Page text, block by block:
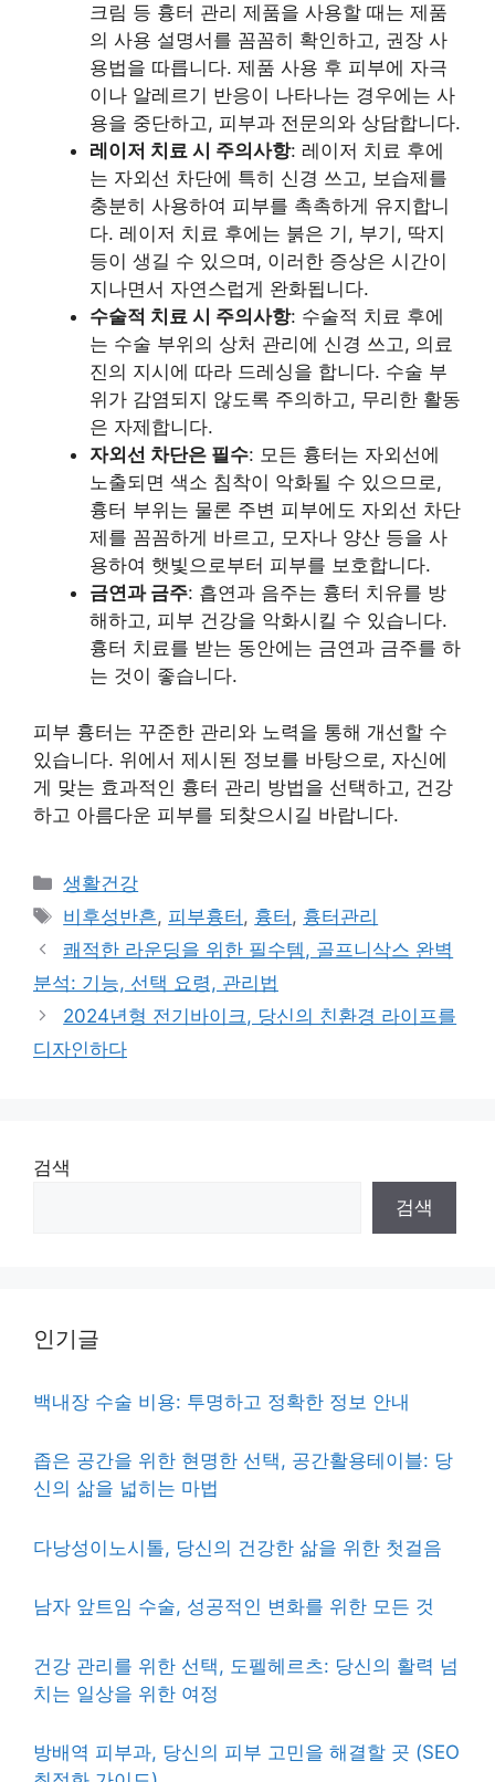
크림 등 흉터 관리 제품을 사용할 때는 제품
의 사용 설명서를 꼼꼼히 확인하고, 권장 사
용법을 따릅니다. 제품 사용 후 피부에 자극
이나 알레르기 반응이 나타나는 경우에는 사
용을 중단하고, 피부과 전문의와 상담합니다.
레이저 치료 시 주의사항: 레이저 치료 후에
는 자외선 차단에 특히 신경 쓰고, 보습제를
충분히 사용하여 피부를 촉촉하게 유지합니
다. 레이저 치료 후에는 붉은 기, 부기, 딱지
등이 생길 수 있으며, 이러한 증상은 시간이
지나면서 자연스럽게 완화됩니다.
수술적 치료 시 주의사항: 수술적 치료 후에
는 수술 부위의 상처 관리에 신경 쓰고, 의료
진의 지시에 따라 드레싱을 합니다. 수술 부
위가 감염되지 않도록 주의하고, 무리한 활동
은 자제합니다.
자외선 차단은 필수: 모든 흉터는 자외선에
노출되면 색소 침착이 악화될 수 있으므로,
흉터 부위는 물론 주변 피부에도 자외선 차단
제를 꼼꼼하게 바르고, 모자나 양산 등을 사
용하여 햇빛으로부터 피부를 보호합니다.
금연과 금주: 흡연과 음주는 흉터 치유를 방
해하고, 피부 건강을 악화시킬 수 있습니다.
흉터 치료를 받는 동안에는 금연과 금주를 하
는 것이 좋습니다.
피부 흉터는 꾸준한 관리와 노력을 통해 개선할 수
있습니다. 위에서 제시된 정보를 바탕으로, 자신에
게 맞는 효과적인 흉터 관리 방법을 선택하고, 건강
하고 아름다운 피부를 되찾으시길 바랍니다.
Categories
생활건강
Tags
비후성반흔, 피부흉터 , 흉터 , 흉터관리
쾌적한 라운딩을 위한 필수템, 골프니삭스 완벽
분석: 기능, 선택 요령, 관리법
2024년형 전기바이크, 당신의 친환경 라이프를
디자인하다
검색
검색
인기글
백내장 수술 비용: 투명하고 정확한 정보 안내
좁은 공간을 위한 현명한 선택, 공간활용테이블: 당
신의 삶을 넓히는 마법
다낭성이노시톨, 당신의 건강한 삶을 위한 첫걸음
남자 앞트임 수술, 성공적인 변화를 위한 모든 것
건강 관리를 위한 선택, 도펠헤르츠: 당신의 활력 넘
치는 일상을 위한 여정
방배역 피부과, 당신의 피부 고민을 해결할 곳 (SEO